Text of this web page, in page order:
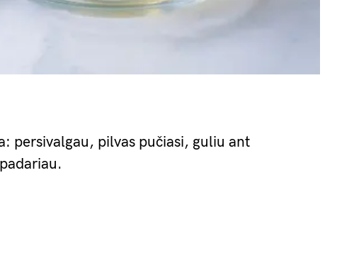
persivalgau, pilvas pučiasi, guliu ant